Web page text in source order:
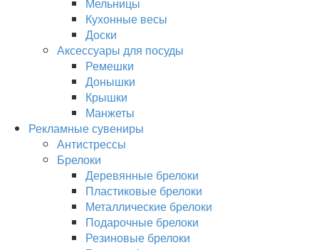
Кухонные весы
Доски
Аксессуары для посуды
Ремешки
Донышки
Крышки
Манжеты
Рекламные сувениры
Антистрессы
Брелоки
Деревянные брелоки
Пластиковые брелоки
Металлические брелоки
Подарочные брелоки
Резиновые брелоки